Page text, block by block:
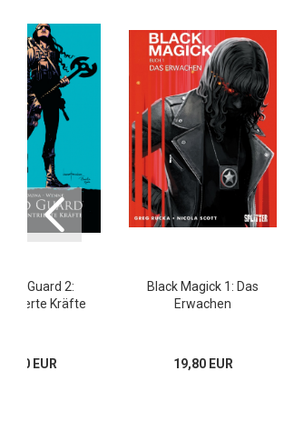
Old Guard 2:
Kräfte
EUR
Black Magick 1: Das
Erwachen
19,80 EUR